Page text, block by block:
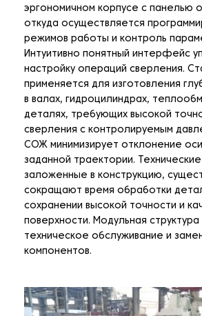
эргономичном корпусе с панелью
откуда осуществляется
режимов работы и контроль
Интуитивно понятный интерфейс
настройку операций сверления.
применяется для изготовления
в валах, гидроцилиндрах,
деталях, требующих высокой
сверления с контролируемым
СОЖ минимизирует отклонение
заданной траектории.
заложенные в конструкцию,
сокращают время обработки
сохранении высокой точности и
поверхности. Модульная
техническое обслуживание и
компонентов.